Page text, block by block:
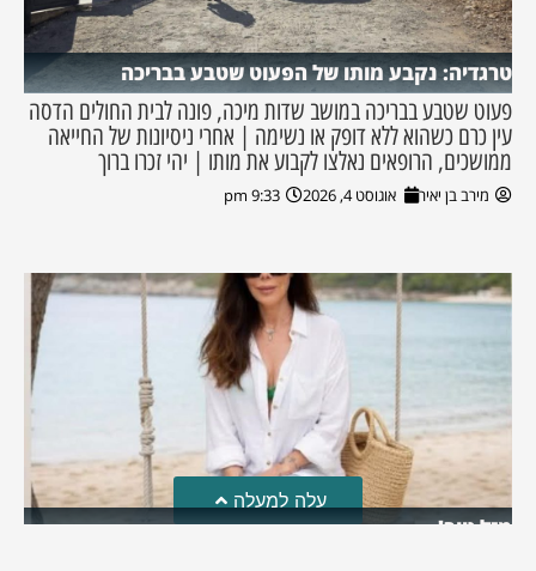
טרגדיה: נקבע מותו של הפעוט שטבע בבריכה
פעוט שטבע בבריכה במושב שדות מיכה, פונה לבית החולים הדסה
עין כרם כשהוא ללא דופק או נשימה | אחרי ניסיונות של החייאה
ממושכים, הרופאים נאלצו לקבוע את מותו | יהי זכרו ברוך
מירב בן יאיר אוגוסט 4, 2026 9:33 pm
מזל טוב!
עלה למעלה